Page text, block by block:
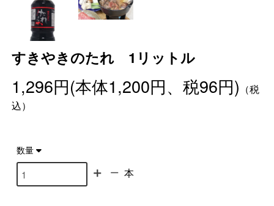
すきやきのたれ 1リットル
1,296円(本体1,200円、税96円) （税
込）
数量
本